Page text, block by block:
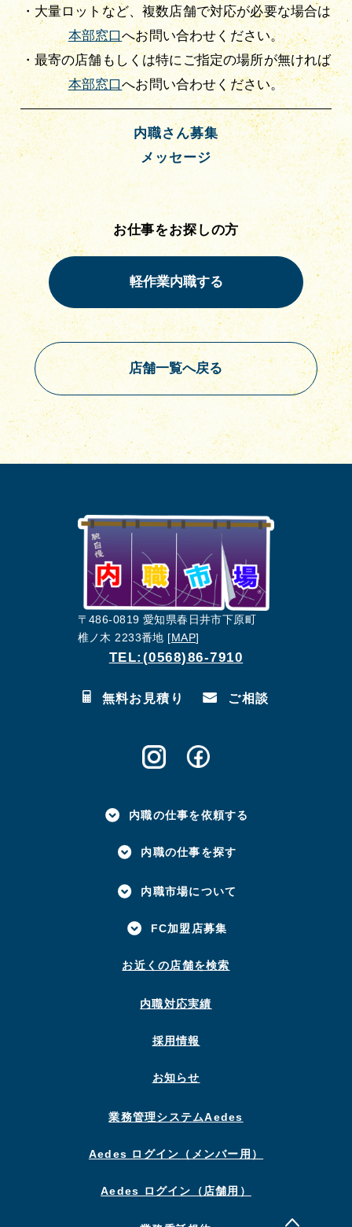
・大量ロットなど、複数店舗で対応が必要な場合は
本部窓口へお問い合わせください。
・最寄の店舗もしくは特にご指定の場所が無ければ
本部窓口へお問い合わせください。
内職さん募集
メッセージ
お仕事をお探しの方
店舗一覧へ戻る
〒486-0819 愛知県春日井市下原町
椎ノ木 2233番地 [MAP]
TEL:(0568)86-7910
無料お見積り ご相談
内職の仕事を依頼する
内職の仕事を探す
内職市場について
FC加盟店募集
お近くの店舗を検索
内職対応実績
採用情報
お知らせ
業務管理システムAedes
Aedes ログイン（メンバー用）
Aedes ログイン（店舗用）